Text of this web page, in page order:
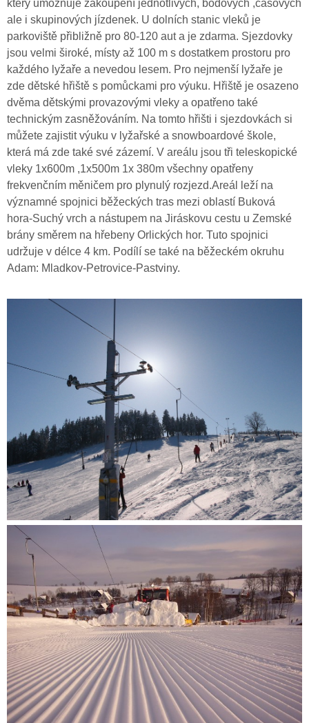
který umožňuje zakoupení jednotlivých, bodových ,časových
ale i skupinových jízdenek. U dolních stanic vleků je
parkoviště přibližně pro 80-120 aut a je zdarma. Sjezdovky
jsou velmi široké, místy až 100 m s dostatkem prostoru pro
každého lyžaře a nevedou lesem. Pro nejmenší lyžaře je
zde dětské hřiště s pomůckami pro výuku. Hřiště je osazeno
dvěma dětskými provazovými vleky a opatřeno také
technickým zasněžováním. Na tomto hřišti i sjezdovkách si
můžete zajistit výuku v lyžařské a snowboardové škole,
která má zde také své zázemí. V areálu jsou tři teleskopické
vleky 1x600m ,1x500m 1x 380m všechny opatřeny
frekvenčním měničem pro plynulý rozjezd.Areál leží na
významné spojnici běžeckých tras mezi oblastí Buková
hora-Suchý vrch a nástupem na Jiráskovu cestu u Zemské
brány směrem na hřebeny Orlických hor. Tuto spojnici
udržuje v délce 4 km. Podílí se také na běžeckém okruhu
Adam: Mladkov-Petrovice-Pastviny.